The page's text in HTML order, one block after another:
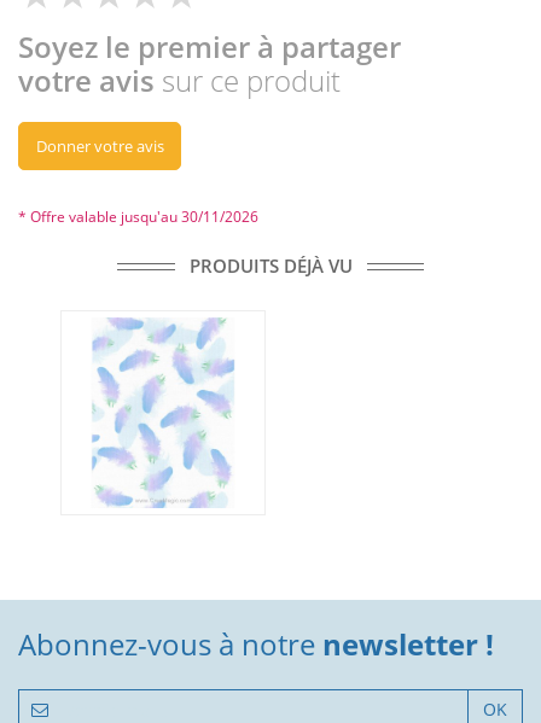
Soyez le premier à partager
votre avis sur ce produit
Donner votre avis
* Offre valable jusqu'au 30/11/2026
PRODUITS DÉJÀ VU
Abonnez-vous à notre newsletter !
OK